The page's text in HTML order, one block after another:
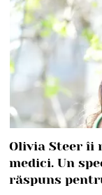
Olivia Steer îi
medici. Un
răspuns